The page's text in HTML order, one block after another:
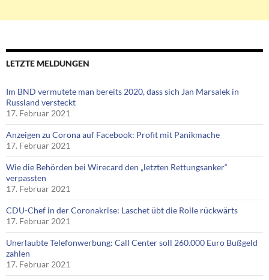
LETZTE MELDUNGEN
Im BND vermutete man bereits 2020, dass sich Jan Marsalek in
Russland versteckt
17. Februar 2021
Anzeigen zu Corona auf Facebook: Profit mit Panikmache
17. Februar 2021
Wie die Behörden bei Wirecard den „letzten Rettungsanker“
verpassten
17. Februar 2021
CDU-Chef in der Coronakrise: Laschet übt die Rolle rückwärts
17. Februar 2021
Unerlaubte Telefonwerbung: Call Center soll 260.000 Euro Bußgeld
zahlen
17. Februar 2021